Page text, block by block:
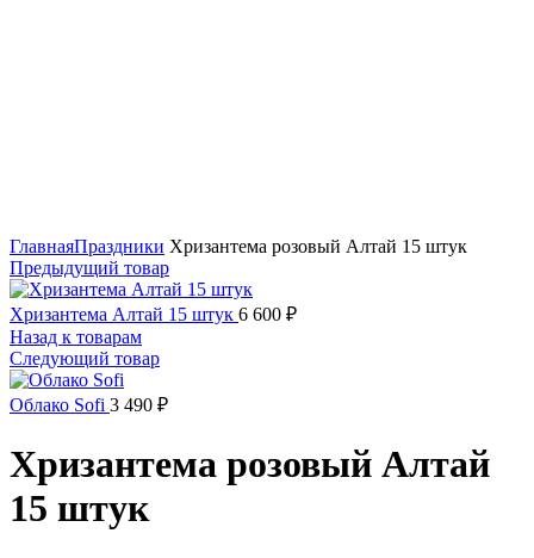
ГлавнаяПраздники Хризантема розовый Алтай 15 штук
Предыдущий товар
Хризантема Алтай 15 штук 6 600 ₽
Назад к товарам
Следующий товар
Облако Sofi 3 490 ₽
Хризантема розовый Алтай
15 штук